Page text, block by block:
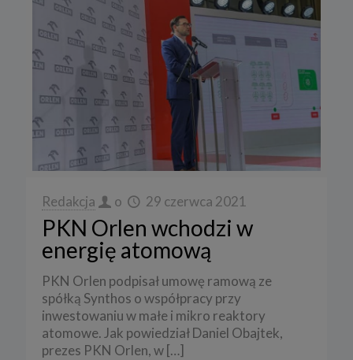
Redakcja o 29 czerwca 2021
PKN Orlen wchodzi w
energię atomową
PKN Orlen podpisał umowę ramową ze
spółką Synthos o współpracy przy
inwestowaniu w małe i mikro reaktory
atomowe. Jak powiedział Daniel Obajtek,
prezes PKN Orlen, w […]